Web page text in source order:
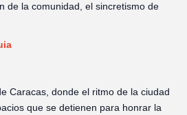
de la comunidad, el sincretismo de
Caracas, donde el ritmo de la ciudad
que se detienen para honrar la